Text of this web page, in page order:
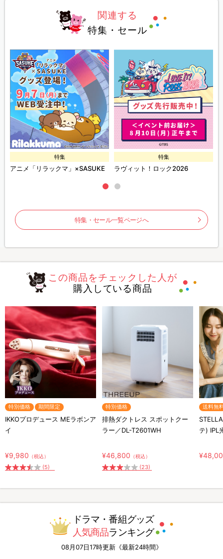
関連する
特集・セール
特集
アニメ「リラックマ」×SASUKE
特集
ラヴィット！ロック2026
特集・セール一覧ページへ
この商品をチェックした人が
購入している商品
特別価格 期間限定
IKKOプロデュース MEラボンア
イ
¥9,980 （税込）
(5)
特別価格
排熱ダクトレス スポットクー
ラー／DL-T2601WH
¥46,800 （税込）
(23)
送料無
テ) IPL
ドラマ・番組グッズ
人気商品ランキング
08月07日17時更新《最新24時間》